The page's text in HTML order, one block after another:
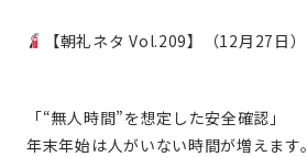
【朝礼ネタ Vol.209】（12月27日）
「“無人時間”を想定した安全確認」
年末年始は人がいない時間が増えます。